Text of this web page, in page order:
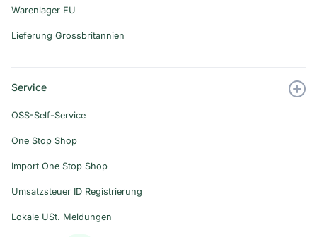
Warenlager EU
Lieferung Grossbritannien
Service
OSS-Self-Service
One Stop Shop
Import One Stop Shop
Umsatzsteuer ID Registrierung
Lokale USt. Meldungen